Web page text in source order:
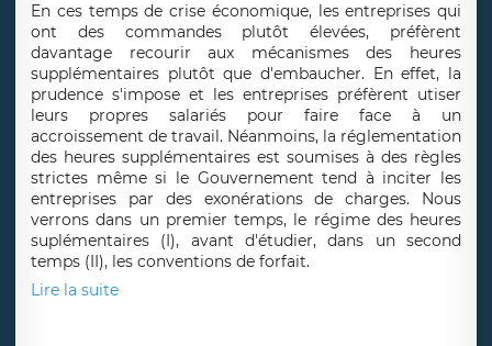
En ces temps de crise économique, les entreprises qui
ont des commandes plutôt élevées, préfèrent
davantage recourir aux mécanismes des heures
supplémentaires plutôt que d'embaucher. En effet, la
prudence s'impose et les entreprises préfèrent utiser
leurs propres salariés pour faire face à un
accroissement de travail. Néanmoins, la réglementation
des heures supplémentaires est soumises à des règles
strictes même si le Gouvernement tend à inciter les
entreprises par des exonérations de charges. Nous
verrons dans un premier temps, le régime des heures
suplémentaires (I), avant d'étudier, dans un second
temps (II), les conventions de forfait.
Lire la suite